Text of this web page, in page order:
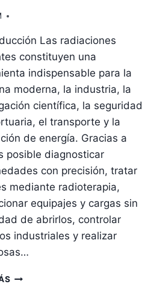
Las radiaciones
constituyen una
indispensable para la
moderna, la industria, la
científica, la seguridad
el transporte y la
de energía. Gracias a
posible diagnosticar
con precisión, tratar
mediante radioterapia,
equipajes y cargas sin
de abrirlos, controlar
industriales y realizar
RADIACIONES